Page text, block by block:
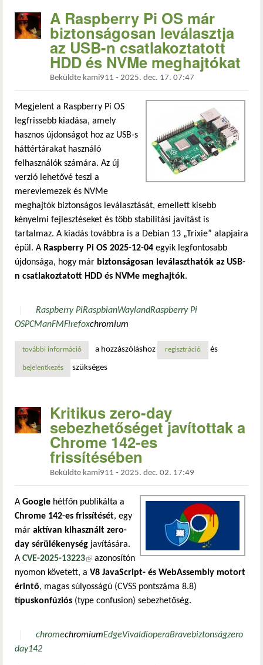
A Raspberry Pi OS már
biztonságosan leválasztja
az USB-n csatlakoztatott
HDD és NVMe meghajtókat
Beküldte kami911 - 2025. dec. 17. 07:47
Megjelent a Raspberry Pi OS
legfrissebb kiadása, amely
hasznos újdonságot hoz az USB-s
háttértárakat használó
felhasználók számára. Az új
verzió lehetővé teszi a
merevlemezek és NVMe
meghajtók biztonságos leválasztását, emellett kisebb
kényelmi fejlesztéseket és több stabilitási javítást is
tartalmaz. A kiadás továbbra is a Debian 13 „Trixie” alapjaira
épül. A Raspberry Pi OS 2025-12-04 egyik legfontosabb
újdonsága, hogy már biztonságosan leválaszthatók az USB-
n csatlakoztatott HDD és NVMe meghajtók.
Raspberry PiRaspbianWaylandRaspberry Pi
OSPCManFMFirefoxchromium
további információa raspberry pi os már biztonságosan leválasztja az usb-n
a hozzászóláshoz regisztráció és
bejelentkezés szükséges
Kritikus zero-day
sebezhetőséget javítottak a
Chrome 142-es
frissítésében
Beküldte kami911 - 2025. dec. 02. 17:49
A Google hétfőn publikálta a
Chrome 142-es frissítését, egy
már aktívan kihasznált zero-
day sérülékenység javítására.
A CVE-2025-13223(külső hivatkozás)
azonosítón
nyomon követett, a V8 JavaScript- és WebAssembly motort
érintő, magas súlyosságú (CVSS pontszáma 8.8)
típuskonfúziós (type confusion) sebezhetőség.
chromechromiumEdgeVivaldioperaBravebiztonságzero
day142